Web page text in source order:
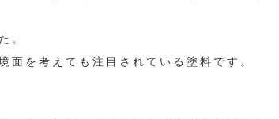
。
面を考えても注目されている塗料です。